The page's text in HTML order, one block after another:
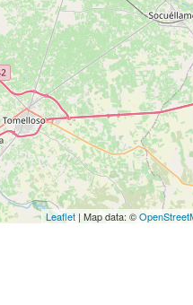
Leaflet | Map data: ©